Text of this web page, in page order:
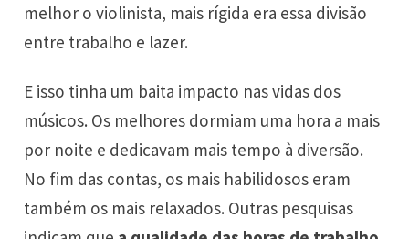
melhor o violinista, mais rígida era essa divisão
entre trabalho e lazer.
E isso tinha um baita impacto nas vidas dos
músicos. Os melhores dormiam uma hora a mais
por noite e dedicavam mais tempo à diversão.
No fim das contas, os mais habilidosos eram
também os mais relaxados. Outras pesquisas